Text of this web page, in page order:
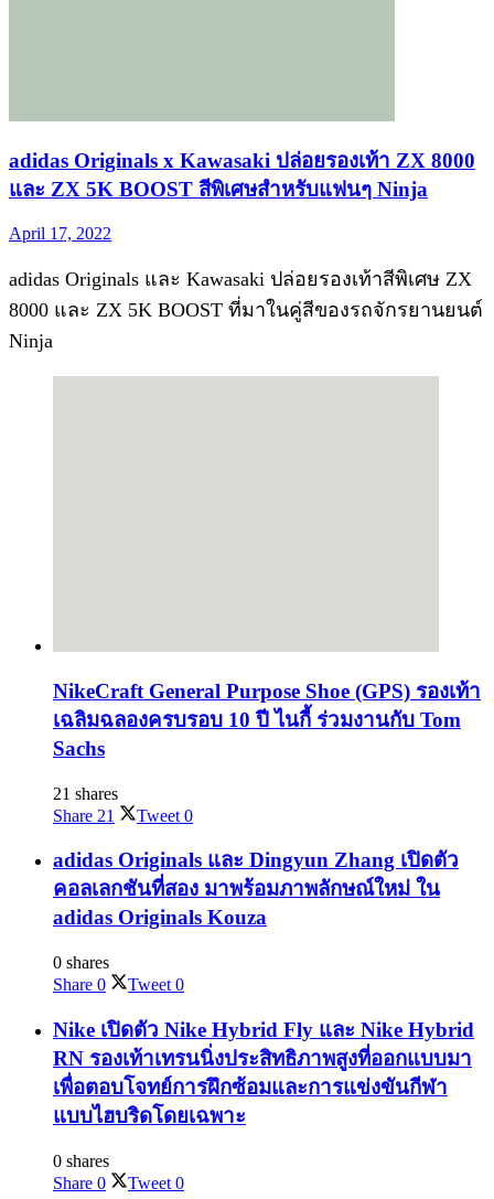
adidas Originals x Kawasaki ปล่อยรองเท้า ZX 8000
และ ZX 5K BOOST สีพิเศษสำหรับแฟนๆ Ninja
April 17, 2022
adidas Originals และ Kawasaki ปล่อยรองเท้าสีพิเศษ ZX
8000 และ ZX 5K BOOST ที่มาในคู่สีของรถจักรยานยนต์
Ninja
NikeCraft General Purpose Shoe (GPS) รองเท้า
เฉลิมฉลองครบรอบ 10 ปี ไนกี้ ร่วมงานกับ Tom
Sachs
21 shares
Share 21 Tweet 0
adidas Originals และ Dingyun Zhang เปิดตัว
คอลเลกชันที่สอง มาพร้อมภาพลักษณ์ใหม่ ใน
adidas Originals Kouza
0 shares
Share 0 Tweet 0
Nike เปิดตัว Nike Hybrid Fly และ Nike Hybrid
RN รองเท้าเทรนนิ่งประสิทธิภาพสูงที่ออกแบบมา
เพื่อตอบโจทย์การฝึกซ้อมและการแข่งขันกีฬา
แบบไฮบริดโดยเฉพาะ
0 shares
Share 0 Tweet 0